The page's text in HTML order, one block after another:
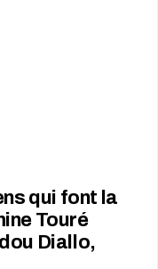
qui font la
Touré
Diallo,